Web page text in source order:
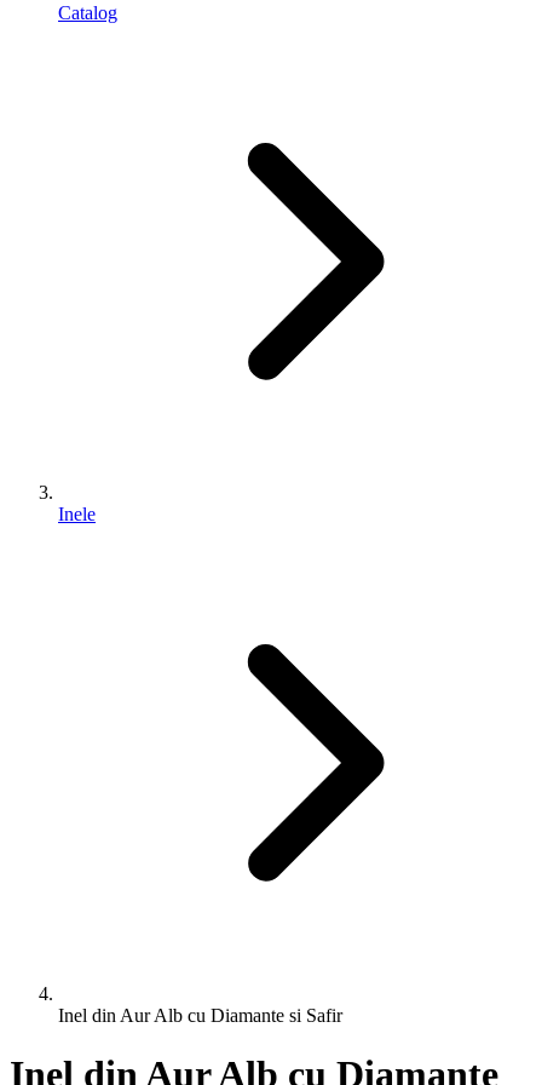
Catalog
Inele
Inel din Aur Alb cu Diamante si Safir
Inel din Aur Alb cu Diamante